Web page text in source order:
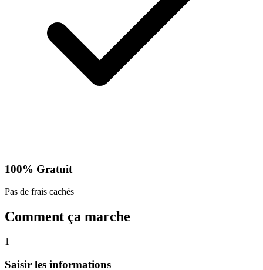
100% Gratuit
Pas de frais cachés
Comment ça marche
1
Saisir les informations